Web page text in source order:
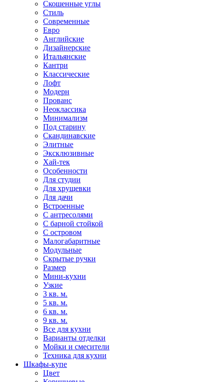
Скошенные углы
Стиль
Современные
Евро
Английские
Дизайнерские
Итальянские
Кантри
Классические
Лофт
Модерн
Прованс
Неоклассика
Минимализм
Под старину
Скандинавские
Элитные
Эксклюзивные
Хай-тек
Особенности
Для студии
Для хрущевки
Для дачи
Встроенные
С антресолями
С барной стойкой
С островом
Малогабаритные
Модульные
Скрытые ручки
Размер
Мини-кухни
Узкие
3 кв. м.
5 кв. м.
6 кв. м.
9 кв. м.
Все для кухни
Варианты отделки
Мойки и смесители
Техника для кухни
Шкафы-купе
Цвет